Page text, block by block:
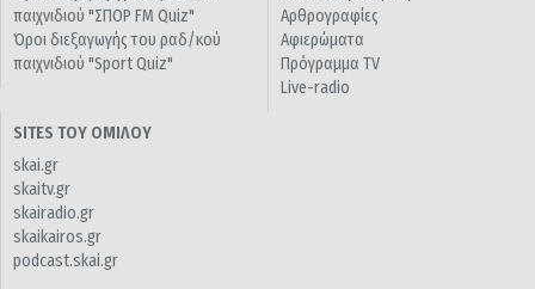
παιχνιδιού "ΣΠΟΡ FM Quiz"
Όροι διεξαγωγής του ραδ/κού
παιχνιδιού "Sport Quiz"
Αρθρογραφίες
Αφιερώματα
Πρόγραμμα TV
Live-radio
SITES ΤΟΥ ΟΜΙΛΟΥ
skai.gr
skaitv.gr
skairadio.gr
skaikairos.gr
podcast.skai.gr